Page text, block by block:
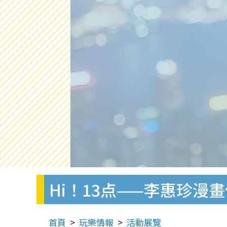
Hi！13点——李惠珍漫
首頁 玩樂情報 活動展覽